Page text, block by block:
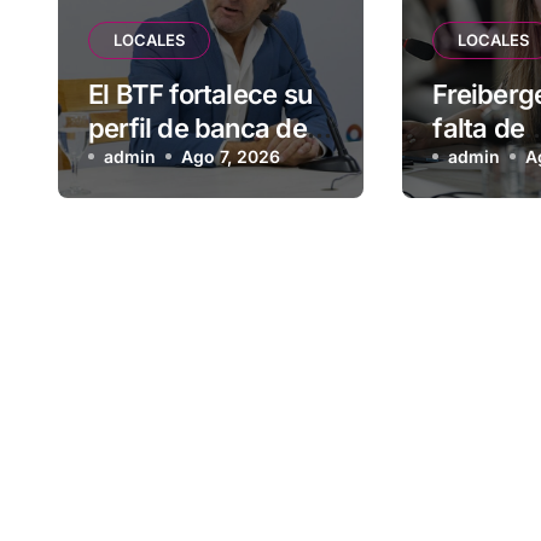
LOCALES
El BTF fortalece su
perfil de banca de
desarrollo con
nuevas
admin Ago 7, 2026
LOCALES
falta de
admin